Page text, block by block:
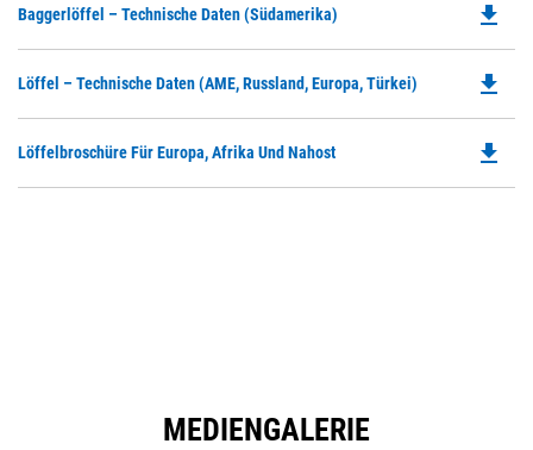
a
Baggerlöffel – Technische Daten (Südamerika)
a
file_download
Löffel – Technische Daten (AME, Russland, Europa, Türkei)
a
file_download
Löffelbroschüre Für Europa, Afrika Und Nahost file_download
MEDIENGALERIE